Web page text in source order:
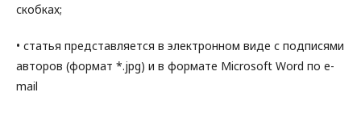
скобках;
• статья представляется в электронном виде с подписями
авторов (формат *.jpg) и в формате Microsoft Word по e-
mail